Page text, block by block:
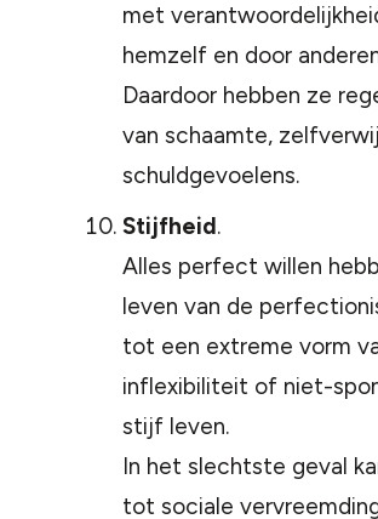
met
hemzelf en door
Daardoor hebben ze
van schaamte,
schuldgevoelens.
Stijfheid.
Alles perfect willen
leven van de
tot een extreme vorm
inflexibiliteit of niet-
stijf leven.
In het slechtste geval
tot sociale